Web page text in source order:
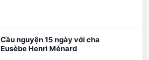
Cầu nguyện 15 ngày với cha
Eusèbe Henri Ménard